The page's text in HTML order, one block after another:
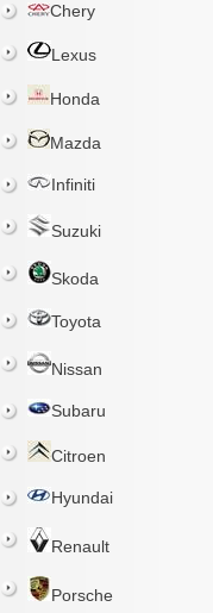
Chery
Lexus
Honda
Mazda
Infiniti
Suzuki
Skoda
Toyota
Nissan
Subaru
Citroen
Hyundai
Renault
Porsche